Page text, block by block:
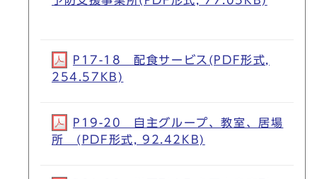
P17-18 配食サービス(PDF形式,
254.57KB)
P19-20 自主グループ、教室、居場
所 (PDF形式, 92.42KB)